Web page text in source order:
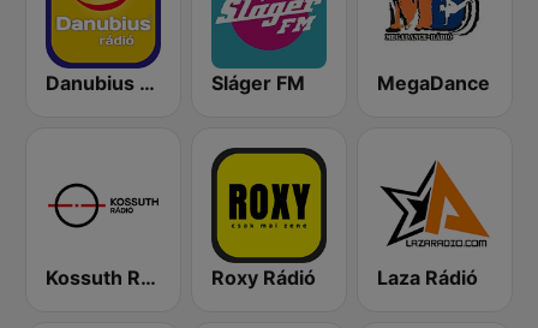
Danubius Rádió Sláger FM MegaDance
Kossuth Rádió Roxy Rádió Laza Rádió